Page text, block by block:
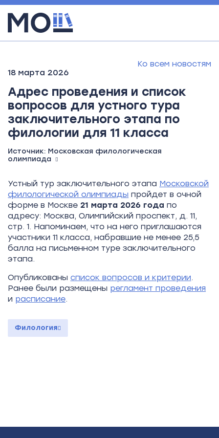
18 марта 2026
Ко всем новостям
Адрес проведения и список
вопросов для устного тура
заключительного этапа по
филологии для 11 класса
Источник: Московская филологическая
олимпиада
Устный тур заключительного этапа Московской
филологической олимпиады пройдет в очной
форме в Москве 21 марта 2026 года по
адресу: Москва, Олимпийский проспект, д. 11,
стр. 1. Напоминаем, что на него приглашаются
участники 11 класса, набравшие не менее 25,5
балла на письменном туре заключительного
этапа.
Опубликованы список вопросов и критерии.
Ранее были размещены регламент проведения
и расписание.
Филология